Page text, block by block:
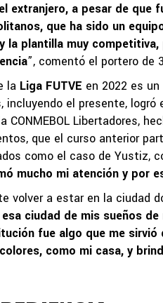
extranjero, a pesar de que
que ha sido un
plantilla muy
”, comentó el portero de
la Liga FUTVE en 2022 es
el presente, logró
CONMEBOL Libertadores,
que el curso anterior
como el caso de Yustiz,
mucho mi atención y por
volver a estar en la ciudad
ciudad de mis sueños de
fue algo que me sirvió
como mi casa, y